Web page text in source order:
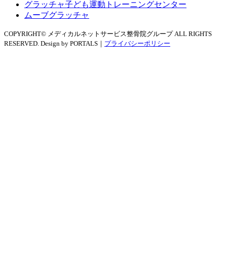
グラッチャ子ども運動トレーニングセンター
ムーブグラッチャ
COPYRIGHT© メディカルネットサービス整骨院グループ ALL RIGHTS
RESERVED. Design by PORTALS｜ プライバシーポリシー